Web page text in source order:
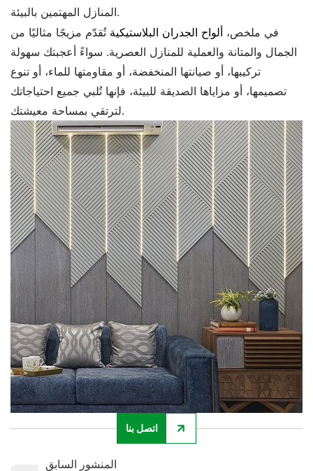
المنازل المهتمين بالبيئة.
في ملخص، ألواح الجدران البلاستيكية تُقدّم مزيجًا مثاليًا من
الجمال والمتانة والعملية للمنازل العصرية. سواءً أعجبتك سهولة
تركيبها، أو صيانتها المنخفضة، أو مقاومتها للماء، أو تنوع
تصميمها، أو مزاياها الصديقة للبيئة، فإنها تُلبي جميع احتياجاتك
لترتقي بمساحة معيشتك.
اتصل بنا
المنشور السابق